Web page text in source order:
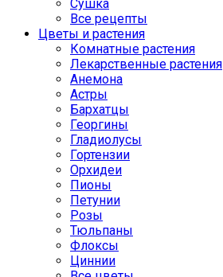
Сушка
Все рецепты
Цветы и растения
Комнатные растения
Лекарственные растения
Анемона
Астры
Бархатцы
Георгины
Гладиолусы
Гортензии
Орхидеи
Пионы
Петунии
Розы
Тюльпаны
Флоксы
Циннии